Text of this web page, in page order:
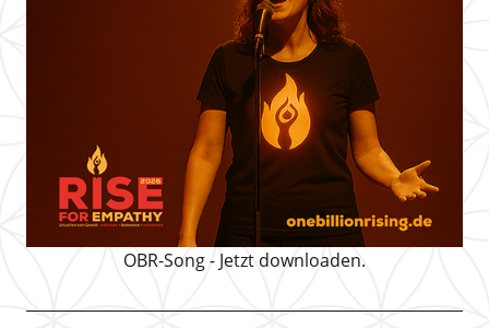
OBR-Song - Jetzt downloaden.